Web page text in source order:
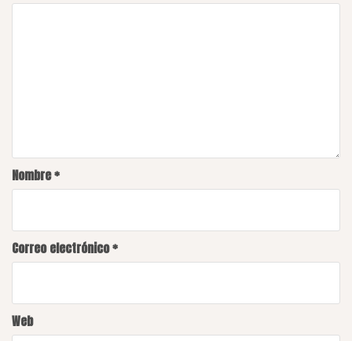
Nombre*
Correo electrónico*
Web